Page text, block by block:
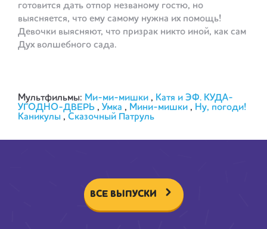
готовится дать отпор незваному гостю, но
выясняется, что ему самому нужна их помощь!
Девочки выясняют, что призрак никто иной, как сам
Дух волшебного сада.
Мультфильмы: Ми-ми-мишки , Катя и ЭФ. КУДА-
УГОДНО-ДВЕРЬ , Умка , Мини-мишки , Ну, погоди!
Каникулы , Сказочный Патруль
ВСЕ ВЫПУСКИ